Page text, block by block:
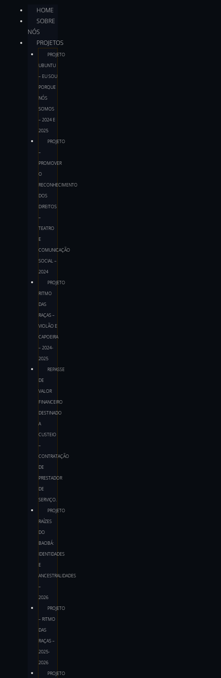
HOME
SOBRE
NÓS
PROJETOS
PROJETO
UBUNTU
– EU SOU
PORQUE
NÓS
SOMOS
– 2024 E
2025
PROJETO
–
PROMOVER
O
RECONHECIMENTO
DOS
DIREITOS
–
TEATRO
E
COMUNICAÇÃO
SOCIAL –
2024
PROJETO
RITMO
DAS
RAÇAS –
VIOLÃO E
CAPOEIRA
– 2024-
2025
REPASSE
DE
VALOR
FINANCEIRO
DESTINADO
A
CUSTEIO
–
CONTRATAÇÃO
DE
PRESTADOR
DE
SERVIÇO.
PROJETO
RAÍZES
DO
BAOBÁ:
IDENTIDADES
E
ANCESTRALIDADES
–
2026
PROJETO
– RITMO
DAS
RAÇAS –
2025-
2026
PROJETO